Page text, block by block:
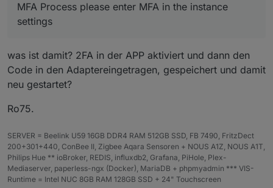
und eine Instanz eingefügt.
iobroker läuft auf einem RPi5, alles müsste auf dem
Leider kann er sich nicht ins Tapo-Cloud mit meiner
Email und Passwort einloggen.
Ich vermute es liegt am "Login failed using cached
device list".
Im Forum konnte ich keine Abhilfe finden.
Danke und Gruß
2024-11-23 13:05:36.615 info Wait for connections for
non camera devices
tapo.0
2024-11-23 13:05:36.614 warn Login failed using
cached device list
MFA Process please enter MFA in the instance
settings
was ist damit? 2FA in der APP aktiviert und dann den
Code in den Adaptereingetragen, gespeichert und damit
neu gestartet?
Ro75.
SERVER = Beelink U59 16GB DDR4 RAM 512GB SSD, FB 7490, FritzDect
200+301+440, ConBee II, Zigbee Aqara Sensoren + NOUS A1Z, NOUS A1T,
Philips Hue ** ioBroker, REDIS, influxdb2, Grafana, PiHole, Plex-
Mediaserver, paperless-ngx (Docker), MariaDB + phpmyadmin *** VIS-
Runtime = Intel NUC 8GB RAM 128GB SSD + 24" Touchscreen